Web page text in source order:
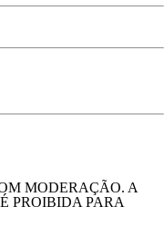
MODERAÇÃO. A
PROIBIDA PARA